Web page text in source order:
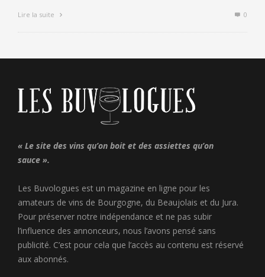
Lire la suite 0
« Le site des vins qu’on boit et des assiettes qu’on
sauce ».
Les Buvologues est un magazine en ligne pour les
amateurs de vins de Bourgogne, du Beaujolais et du Jura.
Pour préserver notre indépendance et ne pas subir
l’influence des annonceurs, nous l’avons pensé sans
publicité. C’est pour cela que l’accès au contenu est réservé
aux abonnés.